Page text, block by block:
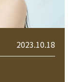
2023.10.18